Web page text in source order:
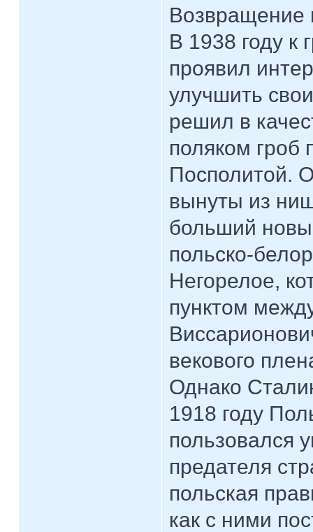
Возвращение
В 1938 году к
проявил
улучшить
решил в
поляком гроб
Посполитой.
вынуты из
больший
польско-
Негорелое,
пунктом
векового
Однако
1918 году
пользовался
предателя
польская
как с ними